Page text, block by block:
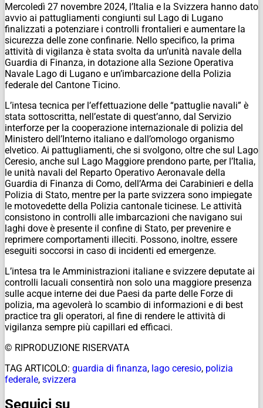
Mercoledì 27 novembre 2024, l’Italia e la Svizzera hanno dato
avvio ai pattugliamenti congiunti sul Lago di Lugano
finalizzati a potenziare i controlli frontalieri e aumentare la
sicurezza delle zone confinarie. Nello specifico, la prima
attività di vigilanza è stata svolta da un’unità navale della
Guardia di Finanza, in dotazione alla Sezione Operativa
Navale Lago di Lugano e un’imbarcazione della Polizia
federale del Cantone Ticino.
L’intesa tecnica per l’effettuazione delle “pattuglie navali” è
stata sottoscritta, nell’estate di quest’anno, dal Servizio
interforze per la cooperazione internazionale di polizia del
Ministero dell’Interno italiano e dall’omologo organismo
elvetico. Ai pattugliamenti, che si svolgono, oltre che sul Lago
Ceresio, anche sul Lago Maggiore prendono parte, per l’Italia,
le unità navali del Reparto Operativo Aeronavale della
Guardia di Finanza di Como, dell’Arma dei Carabinieri e della
Polizia di Stato, mentre per la parte svizzera sono impiegate
le motovedette della Polizia cantonale ticinese. Le attività
consistono in controlli alle imbarcazioni che navigano sui
laghi dove è presente il confine di Stato, per prevenire e
reprimere comportamenti illeciti. Possono, inoltre, essere
eseguiti soccorsi in caso di incidenti ed emergenze.
L’intesa tra le Amministrazioni italiane e svizzere deputate ai
controlli lacuali consentirà non solo una maggiore presenza
sulle acque interne dei due Paesi da parte delle Forze di
polizia, ma agevolerà lo scambio di informazioni e di best
practice tra gli operatori, al fine di rendere le attività di
vigilanza sempre più capillari ed efficaci.
© RIPRODUZIONE RISERVATA
TAG ARTICOLO: guardia di finanza, lago ceresio, polizia
federale, svizzera